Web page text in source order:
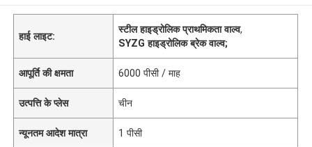
हाई लाइट:
स्टील हाइड्रोलिक प्राथमिकता वाल्व,
SYZG हाइड्रोलिक ब्रेक वाल्व;
आपूर्ति की क्षमता 6000 पीसी / माह
उत्पत्ति के प्लेस चीन
न्यूनतम आदेश मात्रा 1 पीसी